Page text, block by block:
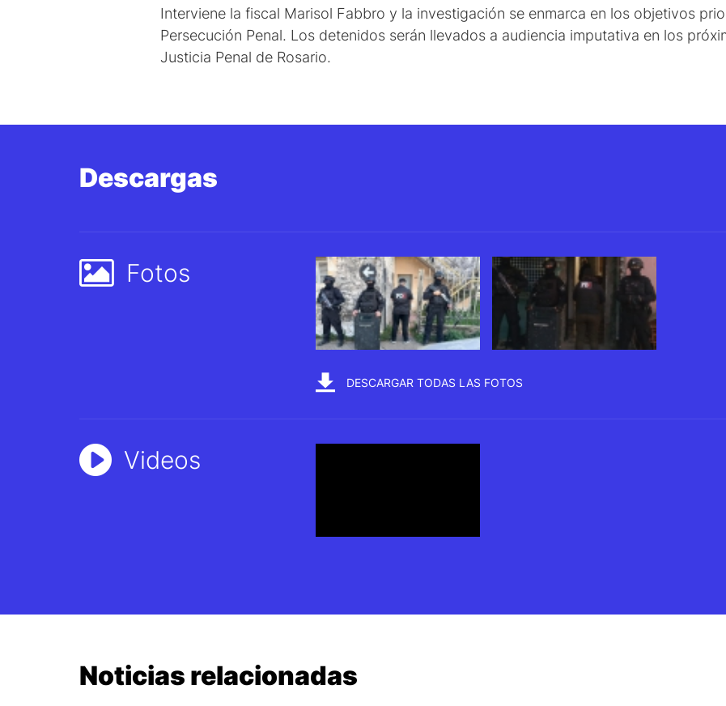
Interviene la fiscal Marisol Fabbro y la investigación se enmarca en los objetivos
Persecución Penal. Los detenidos serán llevados a audiencia imputativa en los
Justicia Penal de Rosario.
Descargas
Fotos
DESCARGAR TODAS LAS FOTOS
Videos
Noticias relacionadas